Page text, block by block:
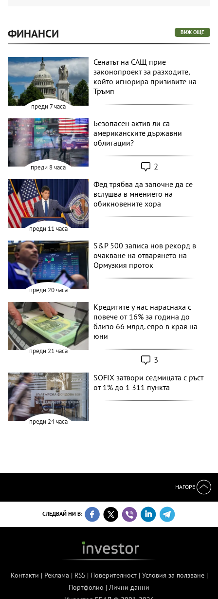
ФИНАНСИ ВИЖ ОЩЕ
преди 7 часа
Сенатът на САЩ прие
законопроект за разходите,
който игнорира призивите на
Тръмп
преди 8 часа
Безопасен актив ли са
американските държавни
облигации?
2
преди 11 часа
Фед трябва да започне да се
вслушва в мнението на
обикновените хора
преди 20 часа
S&P 500 записа нов рекорд в
очакване на отварянето на
Ормузкия проток
преди 21 часа
Кредитите у нас нараснаха с
повече от 16% за година до
близо 66 млрд. евро в края на
юни
3
преди 24 часа
SOFIX затвори седмицата с ръст
от 1% до 1 311 пункта
НАГОРЕ
СЛЕДВАЙ НИ В:
Контакти | Реклама | RSS| Поверителност| Условия за ползване|
Портфолио | Лични данни